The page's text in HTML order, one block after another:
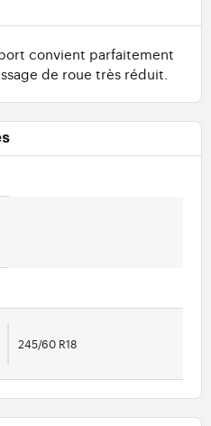
convient parfaitement
de roue très réduit.
245/60 R18